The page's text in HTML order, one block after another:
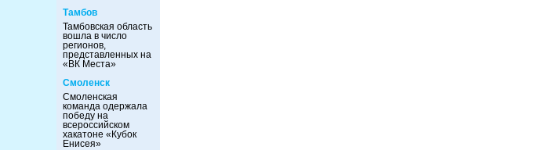
Тамбов
Тамбовская область
вошла в число
регионов,
представленных на
«ВК Места»
Смоленск
Смоленская
команда одержала
победу на
всероссийском
хакатоне «Кубок
Енисея»